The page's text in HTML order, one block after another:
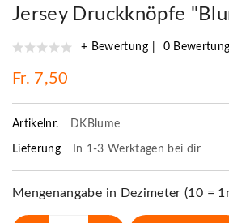
Jersey Druckknöpfe
+ Bewertung 0
Fr. 7,50
Artikelnr. DKBlume
Lieferung In 1-3 Werktagen bei dir
Mengenangabe in Dezimeter (10 =